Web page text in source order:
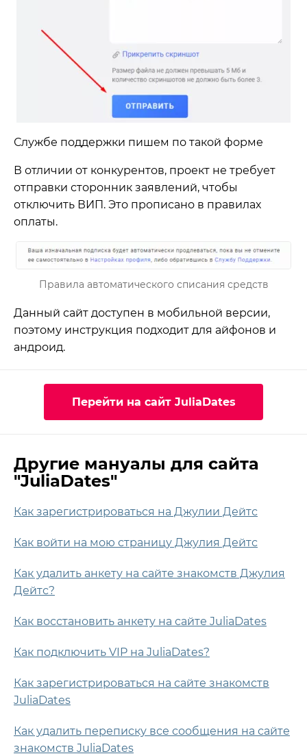
Службе поддержки пишем по такой форме
В отличии от конкурентов, проект не требует
отправки сторонник заявлений, чтобы
отключить ВИП. Это прописано в правилах
оплаты.
Правила автоматического списания средств
Данный сайт доступен в мобильной версии,
поэтому инструкция подходит для айфонов и
андроид.
Перейти на сайт JuliaDates
Другие мануалы для сайта
"JuliaDates"
Как зарегистрироваться на Джулии Дейтс
Как войти на мою страницу Джулия Дейтс
Как удалить анкету на сайте знакомств Джулия
Дейтс?
Как восстановить анкету на сайте JuliaDates
Как подключить VIP на JuliaDates?
Как зарегистрироваться на сайте знакомств
JuliaDates
Как удалить переписку все сообщения на сайте
знакомств JuliaDates